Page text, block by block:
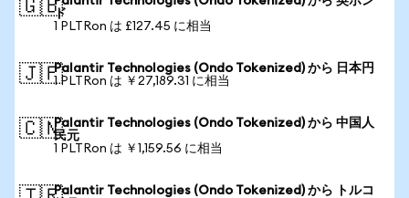
🇬🇧
ド
1 PLTRon は £127.45 に相当
🇯🇵Palantir Technologies (Ondo Tokenized) から 日本円
1 PLTRon は ￥27,189.31 に相当
🇨🇳Palantir Technologies (Ondo Tokenized) から 中国人
民元
1 PLTRon は ￥1,159.56 に相当
Palantir Technologies (Ondo Tokenized) から トルコ